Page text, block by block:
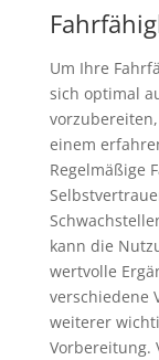
Um Ihre
sich optimal
einem
Regelmäßige
kann die
wertvolle
verschiedene
weiterer
Vorbereitung.